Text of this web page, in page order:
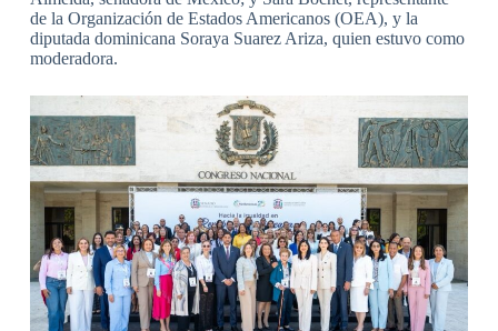
de la Organización de Estados Americanos (OEA), y la
diputada dominicana Soraya Suarez Ariza, quien estuvo como
moderadora.